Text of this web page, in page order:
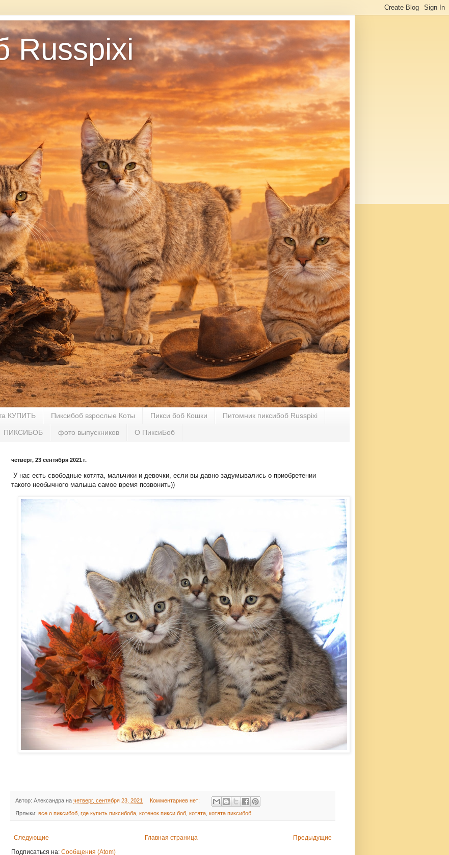
Russpixi
КУПИТЬ Пиксибоб взрослые Коты Пикси боб Кошки Питомник пиксибоб Russpixi
ПИКСИБОБ фото выпускников О ПиксиБоб
четверг, 23 сентября 2021 г.
У нас есть свободные котята, мальчики и девочки, если вы давно задумывались о приобретении
такого необычного малыша самое время позвонить))
Автор: Александра на четверг, сентября 23, 2021 Комментариев нет:
Ярлыки: все о пиксибоб где купить пиксибоба котенок пикси боб котята котята пиксибоб
Следующие Предыдущие
Главная страница
Подписаться на: Сообщения (Atom)